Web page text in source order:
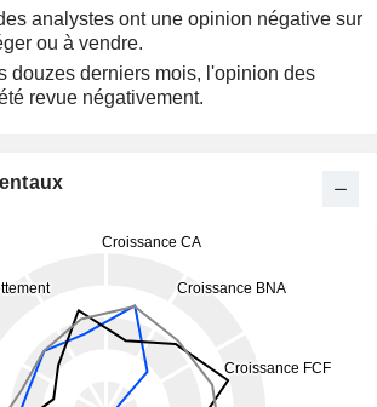
analystes ont une opinion négative sur
ou à vendre.
douzes derniers mois, l'opinion des
revue négativement.